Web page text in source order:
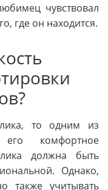
чувствовал
где он находится.
то одним из
комфортное
должна быть
Однако,
также учитывать